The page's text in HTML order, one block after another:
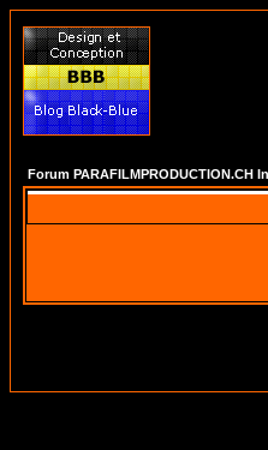
Forum PARAFILMPRODUCTION.CH